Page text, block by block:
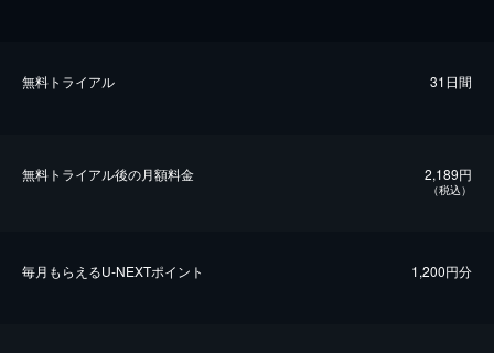
無料トライアル 31日間
無料トライアル後の⽉額料金 2,189円
（税込）
毎⽉もらえるU-NEXTポイント 1,200円分